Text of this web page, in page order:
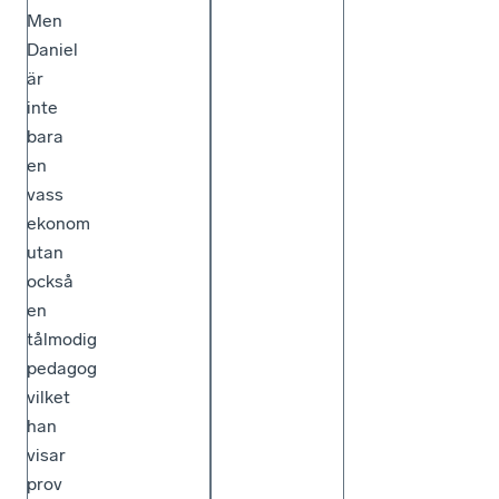
Men
Daniel
är
inte
bara
en
vass
ekonom
utan
också
en
tålmodig
pedagog
vilket
han
visar
prov